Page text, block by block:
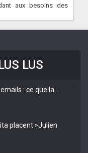
aux besoins des
LUS
: ce que la…
placent »Julien